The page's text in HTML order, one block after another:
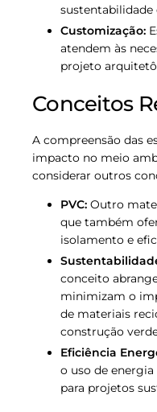
sustentabilidade
Customização:
atendem às
projeto
Conceitos
A compreensão das
impacto no meio
considerar outros
PVC: Outro
que também
isolamento e
conceito
minimizam o
de materiais
construção
Eficiência
o uso de
para projetos